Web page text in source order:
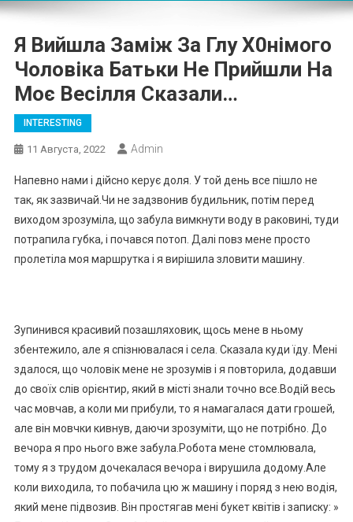
Я Вийшла Заміж За Глy Х0німого
Чоловіка Батьки Не Прийшли На
Моє Весілля Сказали…
INTERESTING
11 Августа, 2022 Admin
Напевно нами і дійсно керує доля. У той день все пішло не
так, як зазвичай.Чи не задзвонив будильник, потім перед
виходом зрозуміла, що забула вимкнути воду в раковині, туди
потрапила губка, і почався потоп. Далі повз мене просто
пролетіла моя маршрутка і я вирішила зловити машину.
Зупинився красивий позашляховик, щось мене в ньому
збентежило, але я спізнювалася і села. Сказала куди їду. Мені
здалося, що чоловік мене не зрозумів і я повторила, додавши
до своїх слів орієнтир, який в місті знали точно все.Водій весь
час мовчав, а коли ми прибули, то я намагалася дати грошей,
але він мовчки кивнув, даючи зрозуміти, що не потрібно. До
вечора я про нього вже забула.Робота мене стомлювала,
тому я з трудом дочекалася вечора і вирушила додому.Але
коли виходила, то побачила цю ж машину і поряд з нею водія,
який мене підвозив. Він простягав мені букет квітів і записку: »